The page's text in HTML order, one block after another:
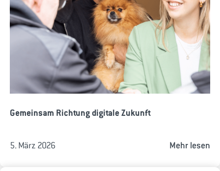
Gemeinsam Richtung digitale Zukunft
5. März 2026 Mehr lesen